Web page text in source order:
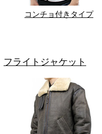
コンチョ付きタイプ
フライトジャケット